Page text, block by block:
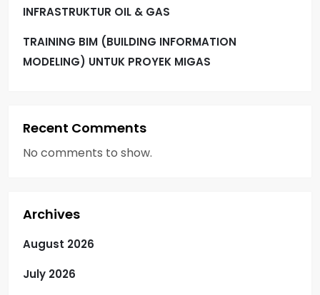
INFRASTRUKTUR OIL & GAS
TRAINING BIM (BUILDING INFORMATION
MODELING) UNTUK PROYEK MIGAS
Recent Comments
No comments to show.
Archives
August 2026
July 2026